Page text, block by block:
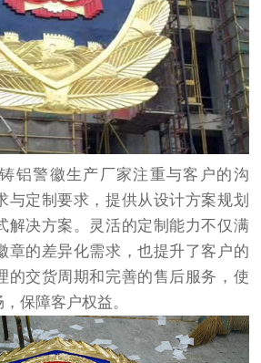
铝警徽生产厂家注重与客户的沟
与定制要求，提供从设计方案规划
解决方案。灵活的定制能力不仅满
章的差异化需求，也提升了客户的
的交货周期和完善的售后服务，使
保障客户权益。